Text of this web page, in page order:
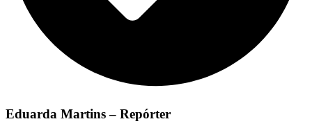
Eduarda Martins – Repórter